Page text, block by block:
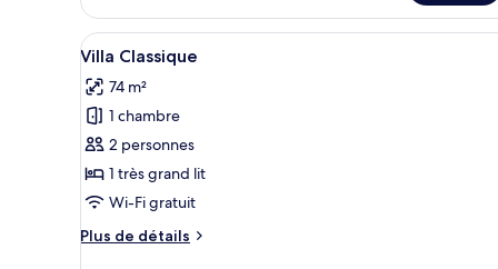
le
type
de
Suite
Supérieure
Afficher
toutes
les
photos
pour
ce
type
chambre :
Une chambre d’hôtel avec
5
Villa Classique
74 m²
1 chambre
2 personnes
1 très grand lit
Wi-Fi gratuit
Plus de détails
Plus